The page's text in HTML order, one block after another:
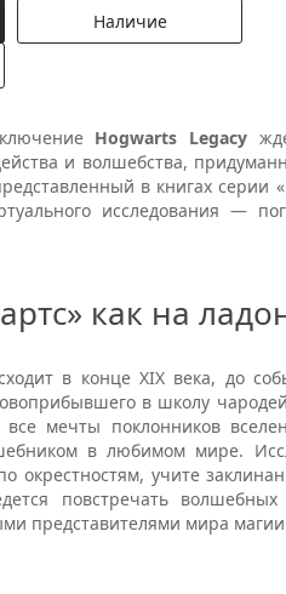
Наличие
Hogwarts Legacy
и волшебства,
в книгах серии
исследования —
как на
в конце XIX века, до
в школу
все мечты поклонников
в любимом мире.
окрестностям, учите
повстречать
представителями мира